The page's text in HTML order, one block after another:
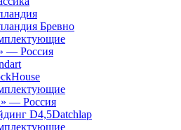
Бревно
— Россия
— Россия
D4,5Datchlap